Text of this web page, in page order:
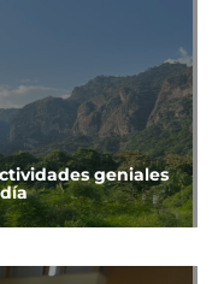
geniales